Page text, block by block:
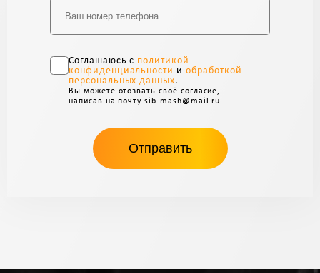
Соглашаюсь с политикой
конфиденциальности и обработкой
персональных данных.
Вы можете отозвать своё согласие,
написав на почту sib-mash@mail.ru